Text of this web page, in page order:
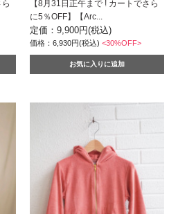
【8月31日正午まで ! カートでさら
に5％OFF】【Arc...
定価：9,900円(税込)
価格：6,930円(税込)<30%OFF>